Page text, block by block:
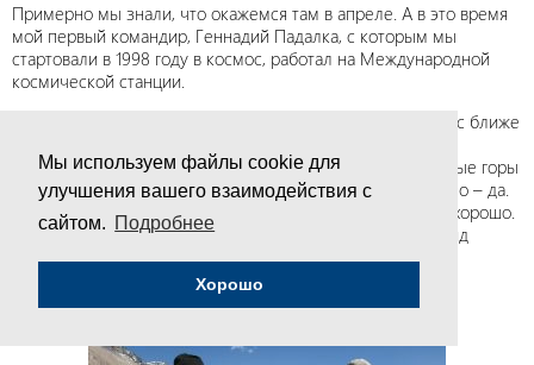
Мы используем файлы cookie для
улучшения вашего взаимодействия с
сайтом. Подробнее
Хорошо
Примерно мы знали, что окажемся там в апреле. А в это время
мой первый командир, Геннадий Падалка, с которым мы
стартовали в 1998 году в космос, работал на Международной
космической станции.
Установили связь, и он тогда мне сказал: «Юра, ты сейчас ближе
лишним тысяч метров выше остальных. Сейчас серьезные горы
для меня уже недоступны, а вот лес и море потенциально – да.
Но море – только в отпуске, то есть раз в год. Лес – это хорошо.
Лес близко, под Москвой, рядом. Наверное, надо этот вид
отдыха для себя расширять.